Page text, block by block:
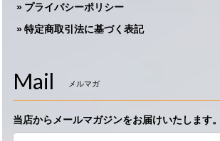
プライバシーポリシー
特定商取引法に基づく表記
Mail メルマガ
当店からメールマガジンをお届けいたします。